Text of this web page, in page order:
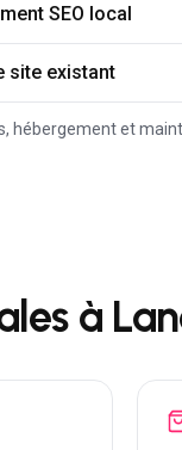
SEO local
site existant
hébergement et
à